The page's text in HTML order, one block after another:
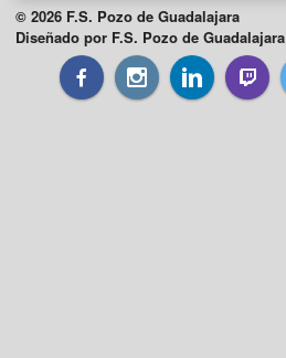
© 2026 F.S. Pozo de Guadalajara
Diseñado por F.S. Pozo de Guadalajara